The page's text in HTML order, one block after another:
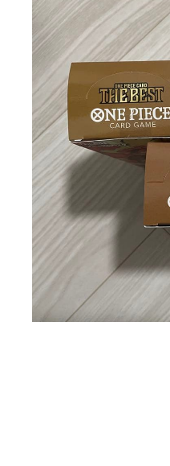
配送の方法:
発送元の地域:
発送までの日数:
photo_description